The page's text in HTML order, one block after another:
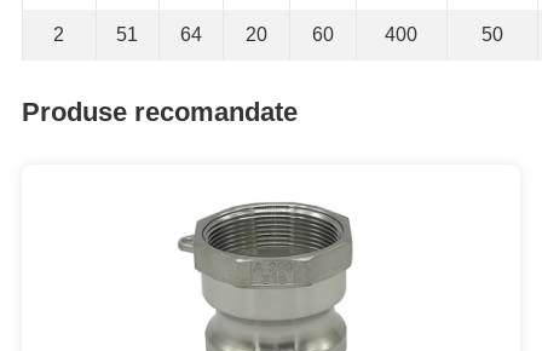
2 51 64 20 60 400 50
Produse recomandate